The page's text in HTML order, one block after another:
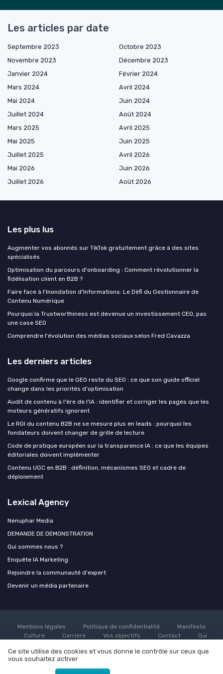
Les articles par date
Septembre 2023
Octobre 2023
Novembre 2023
Décembre 2023
Janvier 2024
Février 2024
Mars 2024
Avril 2024
Mai 2024
Juin 2024
Juillet 2024
Août 2024
Mars 2025
Avril 2025
Mai 2025
Juin 2025
Juillet 2025
Avril 2026
Mai 2026
Juin 2026
Juillet 2026
Août 2026
Les plus lus
Augmenter vos abonnés sur TikTok gratuitement grâce à des sites
spécialisés
Optimisation du parcours d'onboarding : Comment révolutionner la
fidélisation client en B2B ?
Faire face à l'Inondation d'Informations: Le Défi du Gestionnaire de
Contenu Numérique
Pourquoi la Trustworthiness est devenue un investissement CEO, pas
une case SEO
Comprendre l'évolution des médias sociaux selon Fred Cavazza
Les derniers articles
Google confirme que le GEO reste du SEO : ce que son guide officiel
change dans les priorités d'optimisation
Audit de contenu à l'ère de l'IA : identifier et corriger les pages que les
moteurs génératifs ignorent
Le ROI du contenu B2B ne se mesure plus en leads : pourquoi les
fondateurs doivent changer de grille de lecture
Code de pratique européen sur la transparence IA : ce que les équipes
éditoriales doivent implémenter
Contenu UGC en B2B : définition, mécanismes SEO et cadre de
déploiement
Lexical Agency
Nenuphar Media
DEMANDE DE DEMONSTRATION
Qui sommes nous ?
Enquête IA Marketing
Rejoindre la communauté d'expert
Devenir un média partenaire
Mentions légales Politique de confidentialité
Manifesto
Culture
Carrière Vos objectifs Contact
Qui
marketing
Rejoindre la communauté d'expert
Devenir un
Ce site utilise des cookies et vous donne le contrôle sur ceux que
vous souhaitez activer